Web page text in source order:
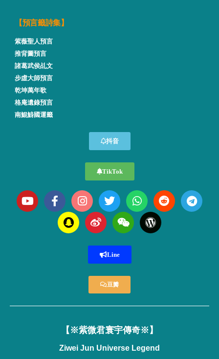
【預言籤詩集】
紫薇聖人預言
推背圖預言
諸葛武侯乩文
步虛大師預言
乾坤萬年歌
格庵遺錄預言
南鯤鯓國運籤
抖音
TikTok
Line
豆瓣
【※紫微君寰宇傳奇※】
Ziwei Jun Universe Legend